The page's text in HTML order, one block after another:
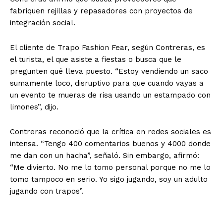
fabriquen rejillas y repasadores con proyectos de
integración social.
El cliente de Trapo Fashion Fear, según Contreras, es
el turista, el que asiste a fiestas o busca que le
pregunten qué lleva puesto. “Estoy vendiendo un saco
sumamente loco, disruptivo para que cuando vayas a
un evento te mueras de risa usando un estampado con
limones”, dijo.
Contreras reconoció que la crítica en redes sociales es
intensa. “Tengo 400 comentarios buenos y 4000 donde
me dan con un hacha”, señaló. Sin embargo, afirmó:
“Me divierto. No me lo tomo personal porque no me lo
tomo tampoco en serio. Yo sigo jugando, soy un adulto
jugando con trapos”.